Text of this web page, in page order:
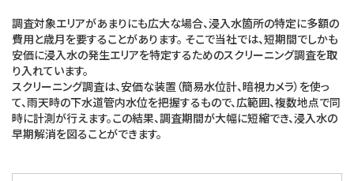
調査対象エリアがあまりにも広大な場合、浸入水箇所の特定に多額の
費用と歳月を要することがあります。 そこで当社では、短期間でしかも
安価に浸入水の発生エリアを特定するためのスクリーニング調査を取
り入れています。
スクリーニング調査は、安価な装置（簡易水位計、暗視カメラ）を使っ
て、雨天時の下水道管内水位を把握するもので、広範囲、複数地点で同
時に計測が行えます。この結果、調査期間が大幅に短縮でき、浸入水の
早期解消を図ることができます。